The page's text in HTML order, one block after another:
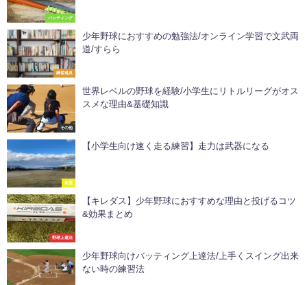
バッティング
練習道具
少年野球におすすめの勉強法/オンライン学習で文武両
道/すらら
その他
世界レベルの野球を経験/小学生にリトルリーグがオス
スメな理由&基礎知識
走塁
【小学生向け速く走る練習】走力は武器になる
野球上達法
【キレダス】少年野球におすすめな理由と投げるコツ
&効果まとめ
少年野球向けバッティング上達法/上手くスイング出来
ない時の練習法